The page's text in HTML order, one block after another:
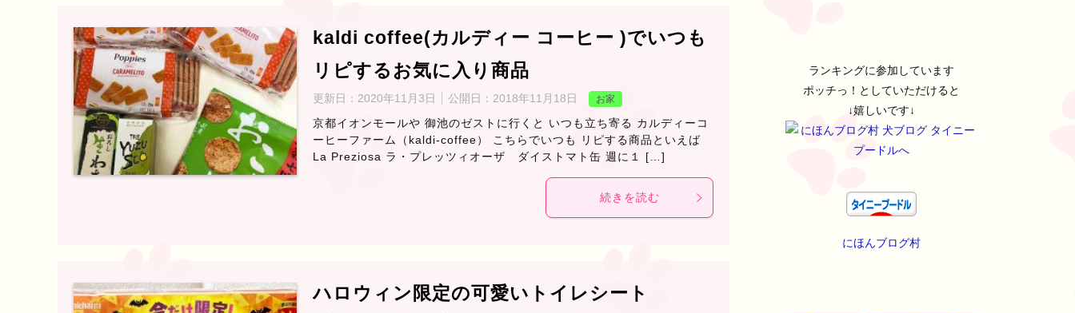
kaldi coffee(カルディー コーヒー )でいつも
リピするお気に入り商品
更新日： 2020年11月3日 公開日： 2018年11月18日 お家
京都イオンモールや 御池のゼストに行くと いつも立ち寄る カルディーコ
ーヒーファーム（kaldi-coffee） こちらでいつも リピする商品といえば
La Preziosa ラ・プレッツィオーザ ダイストマト缶 週に１ […]
続きを読む
ハロウィン限定の可愛いトイレシート
ランキングに参加しています
ポッチっ！としていただけると
↓嬉しいです↓
にほんブログ村